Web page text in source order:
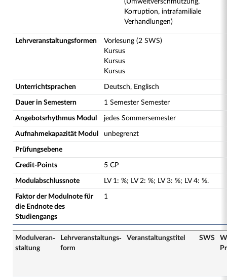
(Umweltverschmutzung,
Korruption, intrafamiliale
Verhandlungen)
Lehrveranstaltungsformen
Vorlesung (2 SWS)
Kursus
Kursus
Kursus
Unterrichtsprachen Deutsch, Englisch
Dauer in Semestern 1 Semester Semester
Angebotsrhythmus Modul jedes Sommersemester
Aufnahmekapazität Modul unbegrenzt
Prüfungsebene
Credit-Points 5 CP
Modulabschlussnote LV 1: %; LV 2: %; LV 3: %; LV 4: %.
Faktor der Modulnote für
die Endnote des
Studiengangs
1
Modulveran­
staltung
Lehrveranstaltungs­
form
Veranstaltungs­titel SWS